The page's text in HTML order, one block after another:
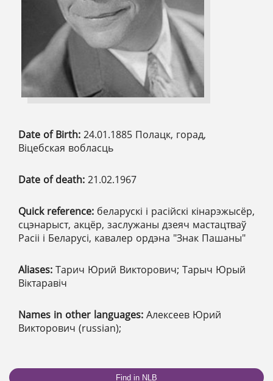
Date of Birth: 24.01.1885 Полацк, горад,
Віцебская вобласць
Date of death: 21.02.1967
Quick reference: беларускі і расійскі кінарэжысёр,
сцэнарыст, акцёр, заслужаны дзеяч мастацтваў
Расіі і Беларусі, кавалер ордэна "Знак Пашаны"
Aliases: Тарич Юрий Викторович; Тарыч Юрый
Віктаравіч
Names in other languages: Алексеев Юрий
Викторович (russian);
Find in NLB